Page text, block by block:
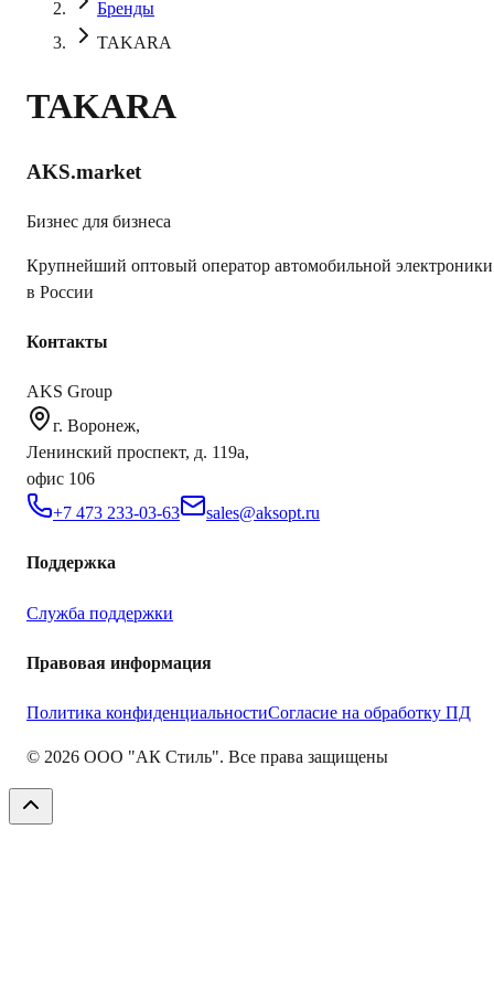
Бренды
TAKARA
TAKARA
AKS.market
Бизнес для бизнеса
Крупнейший оптовый оператор автомобильной электроники
в России
Контакты
AKS Group
г. Воронеж,
Ленинский проспект, д. 119а,
офис 106
+7 473 233-03-63
sales@aksopt.ru
Поддержка
Служба поддержки
Правовая информация
Политика конфиденциальностиСогласие на обработку ПД
© 2026 ООО "АК Стиль". Все права защищены